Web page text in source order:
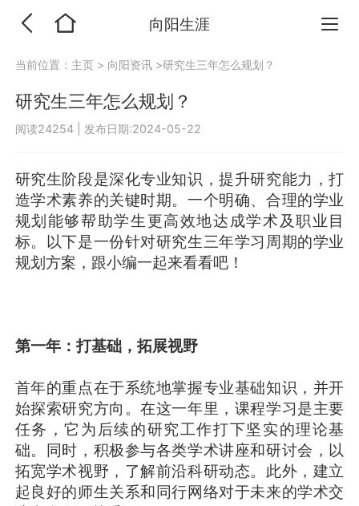
向阳生涯
当前位置： 主页 > 向阳资讯 >研究生三年怎么规划？
研究生三年怎么规划？
阅读24254 发布日期:2024-05-22
研究生阶段是深化专业知识，提升研究能力，打
造学术素养的关键时期。一个明确、合理的学业
规划能够帮助学生更高效地达成学术及职业目
标。以下是一份针对研究生三年学习周期的学业
规划方案，跟小编一起来看看吧！
第一年：打基础，拓展视野
首年的重点在于系统地掌握专业基础知识，并开
始探索研究方向。在这一年里，课程学习是主要
任务，它为后续的研究工作打下坚实的理论基
础。同时，积极参与各类学术讲座和研讨会，以
拓宽学术视野，了解前沿科研动态。此外，建立
起良好的师生关系和同行网络对于未来的学术交